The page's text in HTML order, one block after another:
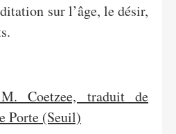
sur l’âge, le désir,
Coetzee, traduit de
Porte (Seuil)